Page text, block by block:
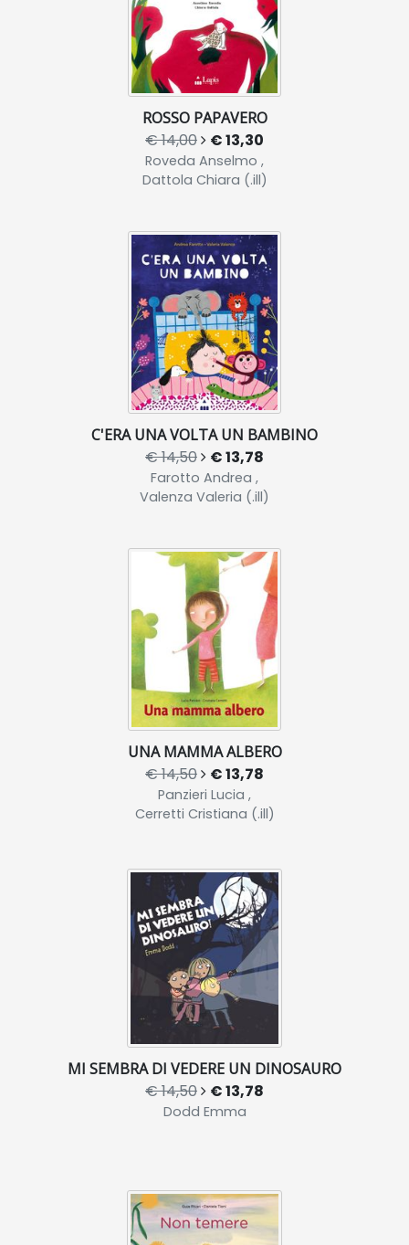
ROSSO PAPAVERO
€ 14,00 € 13,30
Roveda Anselmo ,
Dattola Chiara (.ill)
C'ERA UNA VOLTA UN BAMBINO
€ 14,50 € 13,78
Farotto Andrea ,
Valenza Valeria (.ill)
UNA MAMMA ALBERO
€ 14,50 € 13,78
Panzieri Lucia ,
Cerretti Cristiana (.ill)
MI SEMBRA DI VEDERE UN DINOSAURO
€ 14,50 € 13,78
Dodd Emma